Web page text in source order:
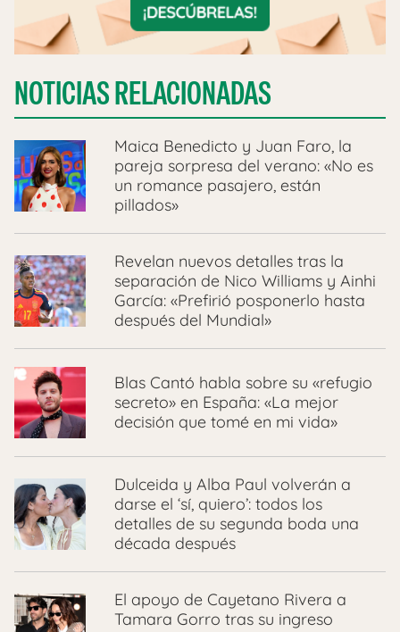
NOTICIAS RELACIONADAS
Maica Benedicto y Juan Faro, la
pareja sorpresa del verano: «No es
un romance pasajero, están
pillados»
Revelan nuevos detalles tras la
separación de Nico Williams y Ainhi
García: «Prefirió posponerlo hasta
después del Mundial»
Blas Cantó habla sobre su «refugio
secreto» en España: «La mejor
decisión que tomé en mi vida»
Dulceida y Alba Paul volverán a
darse el ‘sí, quiero’: todos los
detalles de su segunda boda una
década después
El apoyo de Cayetano Rivera a
Tamara Gorro tras su ingreso